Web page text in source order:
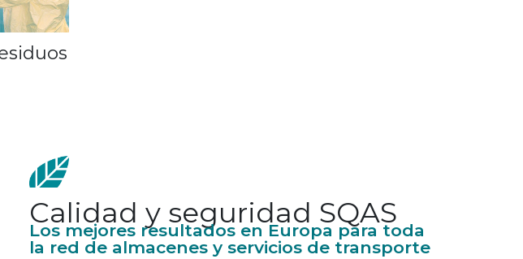
Calidad y seguridad SQAS
Los mejores resultados en Europa para toda
la red de almacenes y servicios de transporte